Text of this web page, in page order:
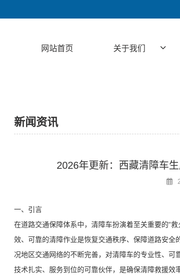
网站首页 关于我们
新闻资讯
2026年更新：西藏清障车
一、引言
在道路交通保障体系中，清障车扮演着至关重要的“
效、可靠的清障作业是恢复交通秩序、保障道路安
况地区交通网络的不断完善，对清障车的专业性、
技术扎实、服务到位的可靠伙伴，是确保清障救援